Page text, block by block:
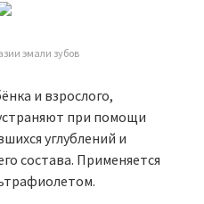
эмали зубов
и взрослого,
при помощи
углублений и
состава. Применяется